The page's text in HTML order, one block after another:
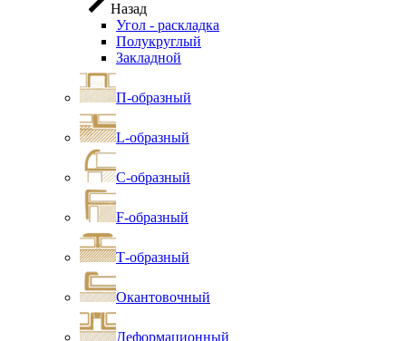
Назад
Угол - раскладка
Полукруглый
Закладной
П-образный
L-образный
С-образный
F-образный
Т-образный
Окантовочный
Деформационный